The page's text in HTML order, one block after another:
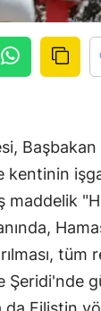
kentinin
maddelik
tüm
Şeridi'nde